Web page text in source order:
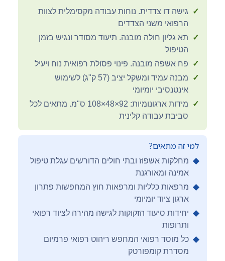
✓
גישה דו צדדית. נוחות עבודה מקסימלית לצוות
הרפואי משני הצדדים
✓
תא גליון חולה מובנה. תיעוד מסודר ונגיש בזמן
הטיפול
✓
פח אשפה מובנה. פינוי פסולת רפואית נוח ויעיל
✓
מבנה עמיד ומשקל יציב (57 ק"ג) לשימוש
אינטנסיבי יומיומי
✓
מידות ארגונומיות: 92×48×108 ס"מ. מתאים לכל
סביבת עבודה קלינית
למי זה מתאים?
◆ מחלקות אשפוז ובתי חולים הדורשים עגלת טיפול
אמינה ומאורגנת
◆ מרפאות כלליות ומרפאות חוץ המחפשות פתרון
ארגון ציוד יומיומי
◆ יחידות סיעוד הזקוקות לגישה מהירה לציוד רפואי
ותרופות
◆ כל מוסד רפואי המחפש ריהוט רפואי פרמיום
מסדרת קומפורטק